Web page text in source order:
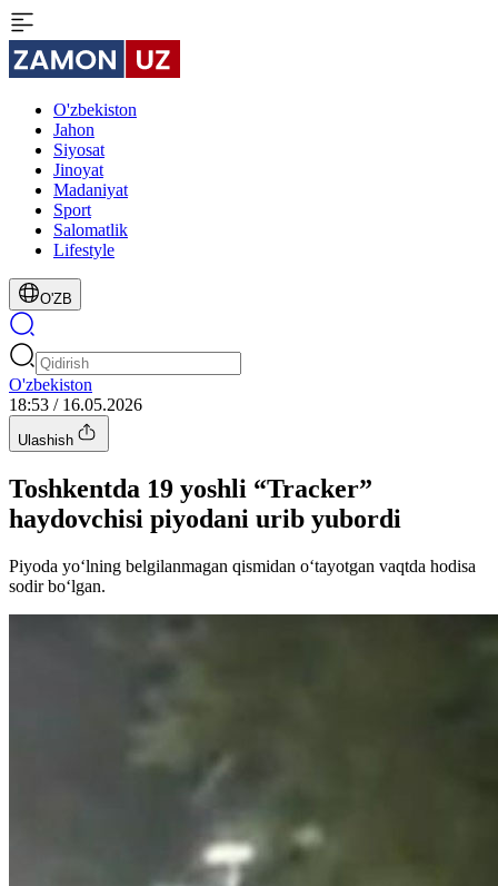
O'zbekiston
Jahon
Siyosat
Jinoyat
Madaniyat
Sport
Salomatlik
Lifestyle
O'ZB
O'zbekiston
18:53 / 16.05.2026
Ulashish
Toshkentda 19 yoshli “Tracker”
haydovchisi piyodani urib yubordi
Piyoda yo‘lning belgilanmagan qismidan o‘tayotgan vaqtda hodisa
sodir bo‘lgan.